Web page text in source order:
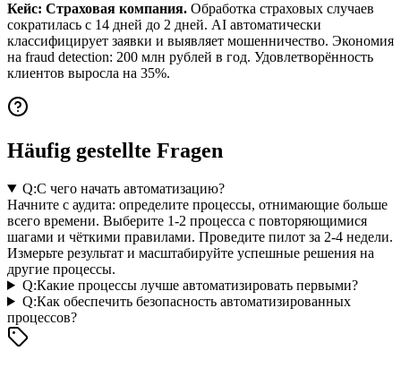
Кейс: Страховая компания. Обработка страховых случаев
сократилась с 14 дней до 2 дней. AI автоматически
классифицирует заявки и выявляет мошенничество. Экономия
на fraud detection: 200 млн рублей в год. Удовлетворённость
клиентов выросла на 35%.
Häufig gestellte Fragen
Q:С чего начать автоматизацию?
Начните с аудита: определите процессы, отнимающие больше
всего времени. Выберите 1-2 процесса с повторяющимися
шагами и чёткими правилами. Проведите пилот за 2-4 недели.
Измерьте результат и масштабируйте успешные решения на
другие процессы.
Q:Какие процессы лучше автоматизировать первыми?
Q:Как обеспечить безопасность автоматизированных
процессов?